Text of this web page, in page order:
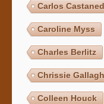
Carlos
Caroline Myss
Charles Berlitz
Chrissie
Colleen Houck